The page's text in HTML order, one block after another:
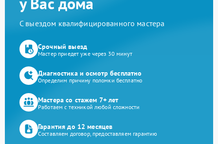
С выездом квалифицированного мастера
Срочный выезд
Мастер приедет уже через 30 минут
Диагностика и осмотр бесплатно
Определим причину поломки бесплатно
Мастера со стажем 7+ лет
Работаем с техникой любой сложности
Гарантия до 12 месяцев
Составляем договор, предоставляем гарантию